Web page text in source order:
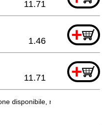
11.71
+
1.46
+
11.71
disponibile, non ordinabile